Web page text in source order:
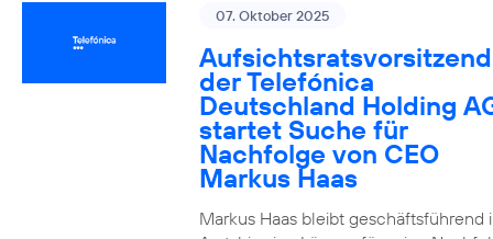
07. Oktober 2025
der Telefónica
Deutschland Holding
startet Suche für
Nachfolge von CEO
Markus Haas
Markus Haas bleibt geschäftsführend